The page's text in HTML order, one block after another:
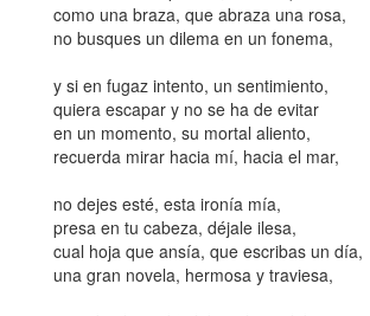
como una braza, que abraza una rosa,
no busques un dilema en un fonema,
y si en fugaz intento, un sentimiento,
quiera escapar y no se ha de evitar
en un momento, su mortal aliento,
recuerda mirar hacia mí, hacia el mar,
no dejes esté, esta ironía mía,
presa en tu cabeza, déjale ilesa,
cual hoja que ansía, que escribas un día,
una gran novela, hermosa y traviesa,